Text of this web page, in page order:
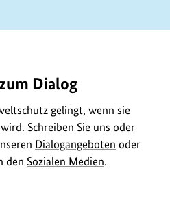
Dialog
gelingt, wenn sie
Schreiben Sie uns oder
Dialogangeboten oder
den Sozialen Medien.